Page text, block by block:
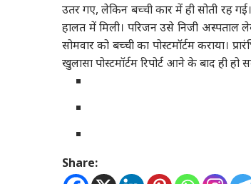
उतर गए, लेकिन बच्ची कार में ही सोती रह
हालत में मिली। परिजन उसे निजी अस्पताल
सोमवार को बच्ची का पोस्टमॉर्टम कराया।
खुलासा पोस्टमॉर्टम रिपोर्ट आने के बाद ही हो
Share: